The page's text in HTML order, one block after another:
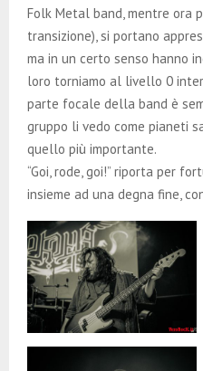
Folk Metal band, mentre ora
transizione), si portano
ma in un certo senso hanno
loro torniamo al livello 0
parte focale della band è
gruppo li vedo come pianeti
quello più importante.
“Goi, rode, goi!” riporta per
insieme ad una degna fine,